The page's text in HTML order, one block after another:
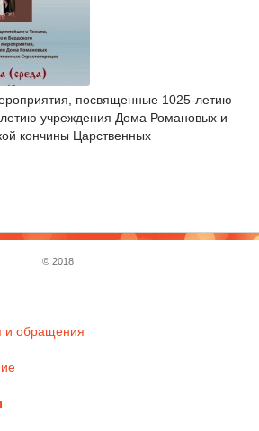
посвященные 1025-летию
учреждения Дома Романовых и
кончины Царственных
и обращения
© 2018